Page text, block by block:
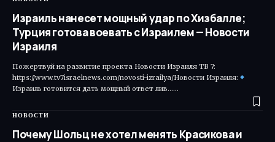
Израиль нанесет мощный удар по Хизбалле;
Турция готова воевать с Израилем — Новости
Израиля
Пожертвуй на развитие проекта Новости Израиля ТВ 7:
https://www.tv7israelnews.com/novosti-izrailya/Новости Израиля:
Израиль готовится дать мощный ответ лив...…
НОВОСТИ
Почему Шольц не хотел менять Красикова и